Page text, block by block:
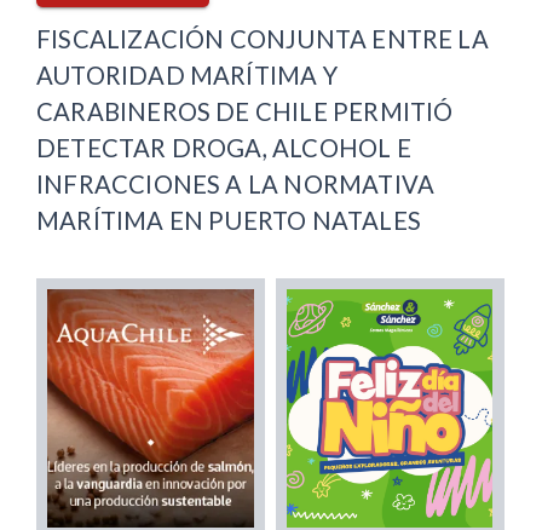
FISCALIZACIÓN CONJUNTA ENTRE LA
AUTORIDAD MARÍTIMA Y
CARABINEROS DE CHILE PERMITIÓ
DETECTAR DROGA, ALCOHOL E
INFRACCIONES A LA NORMATIVA
MARÍTIMA EN PUERTO NATALES